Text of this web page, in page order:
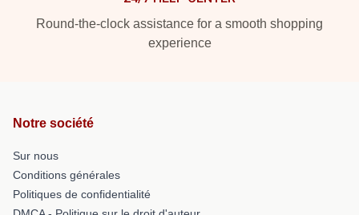
Round-the-clock assistance for a smooth shopping
experience
Notre société
Sur nous
Conditions générales
Politiques de confidentialité